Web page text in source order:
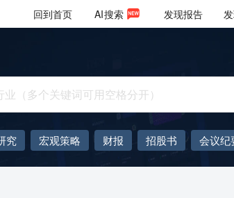
回到首页 AI搜索 发现报告
究 宏观策略 财报 招股书 会议纪
AIGC
大模型